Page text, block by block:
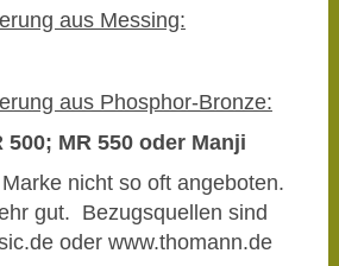
aus Messing:
aus Phosphor-Bronze:
500; MR 550 oder Manji
nicht so oft angeboten.
gut. Bezugsquellen sind
oder www.thomann.de